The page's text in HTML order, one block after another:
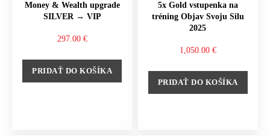
Money & Wealth upgrade
SILVER → VIP
297.00 €
PRIDAŤ DO KOŠÍKA
5x Gold vstupenka na
tréning Objav Svoju Silu
2025
1,050.00 €
PRIDAŤ DO KOŠÍKA